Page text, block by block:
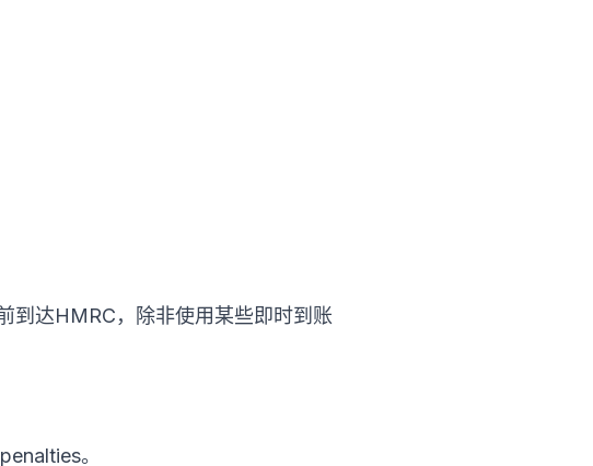
到达HMRC，除非使用某些即时到账
。